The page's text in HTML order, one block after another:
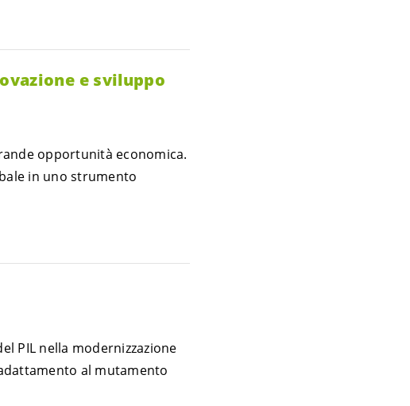
e sviluppo
opportunità economica.
in uno strumento
PIL nella modernizzazione
al mutamento